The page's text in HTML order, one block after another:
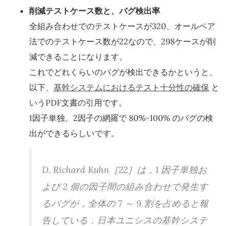
削減テストケース数と、バグ検出率
全組み合わせでのテストケースが320、オールペア
法でのテストケース数が22なので、298ケースが削
減できることになります。
これでどれくらいのバグが検出できるかというと、
以下、 基幹システムにおけるテスト十分性の確保 と
いうPDF文書の引用です。
1因子単独、2因子の網羅で 80%-100% のバグの検
出ができるらしいです。
D. Richard Kuhn［22］は，1 因子単独お
よび 2 個の因子間の組み合わせで発生す
るバグが，全体の 7 ～ 9 割を占めると報
告している．日本ユニシスの基幹システ